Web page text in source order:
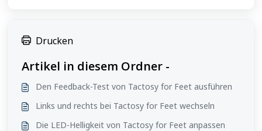
Drucken
Artikel in diesem Ordner -
Den Feedback-Test von Tactosy for Feet ausführen
Links und rechts bei Tactosy for Feet wechseln
Die LED-Helligkeit von Tactosy for Feet anpassen